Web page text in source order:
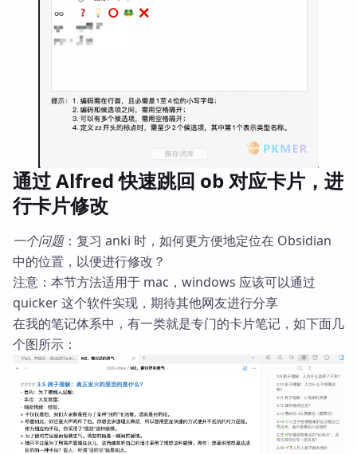
通过 Alfred 快速跳回 ob 对应卡片，进
行卡片修改
一个问题：复习 anki 时，如何更方便地定位在 Obsidian
中的位置，以便进行修改？
注意：本节方法适用于 mac，windows 应该可以通过
quicker 这个软件实现，期待其他网友进行分享
在我的笔记体系中，有一类就是专门的卡片笔记，如下面几
个图所示：